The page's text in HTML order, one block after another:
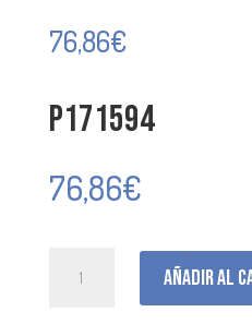
76,86€
P171594
76,86€
Añadir al